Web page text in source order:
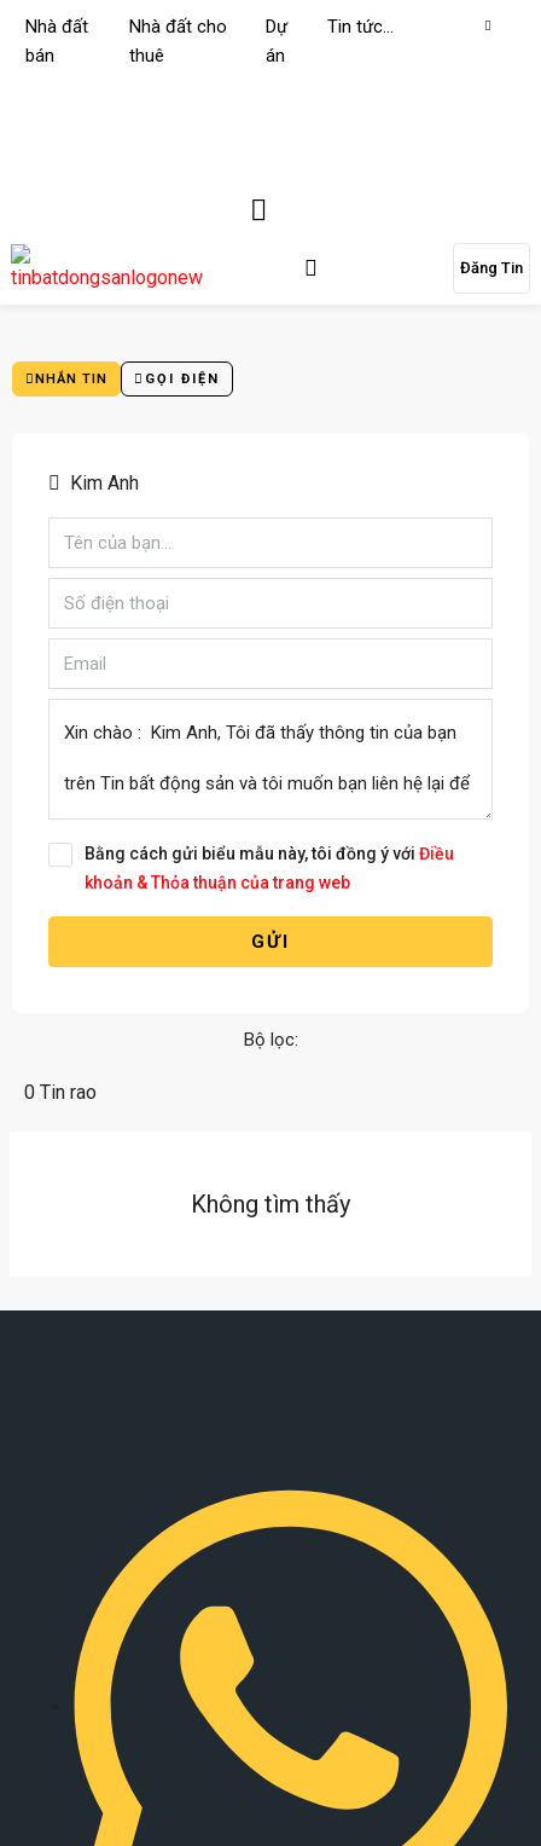
Nhà đất
bán
Nhà đất cho
thuê
Dự
án
Tin tức…
Đăng Tin
NHẮN TIN GỌI ĐIỆN
Kim Anh
Bằng cách gửi biểu mẫu này, tôi đồng ý với Điều
khoản & Thỏa thuận của trang web
GỬI
0 Tin rao
Bộ lọc:
Không tìm thấy